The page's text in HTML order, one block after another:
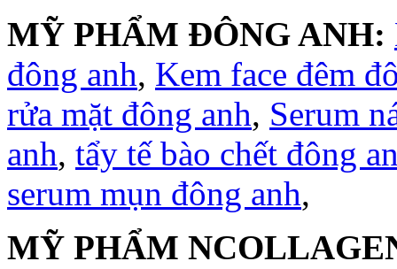
MỸ PHẨM ĐÔNG ANH:
đông anh, Kem face đêm
rửa mặt đông anh, Serum
anh, tẩy tế bào chết đông
serum mụn đông anh,
MỸ PHẨM